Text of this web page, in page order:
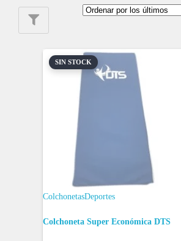
SIN STOCK
ColchonetasDeportes
Colchoneta Super Económica DTS